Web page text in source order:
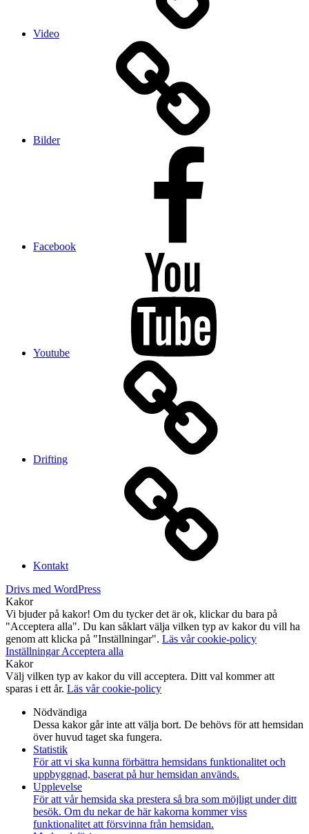
Video
Bilder
Facebook
Youtube
Drifting
Kontakt
Drivs med WordPress
Kakor
Vi bjuder på kakor! Om du tycker det är ok, klickar du bara på
"Acceptera alla". Du kan såklart välja vilken typ av kakor du vill ha
genom att klicka på "Inställningar". Läs vår cookie-policy
InställningarAcceptera alla
Kakor
Välj vilken typ av kakor du vill acceptera. Ditt val kommer att
sparas i ett år. Läs vår cookie-policy
Nödvändiga
Dessa kakor går inte att välja bort. De behövs för att hemsidan
över huvud taget ska fungera.
Statistik
För att vi ska kunna förbättra hemsidans funktionalitet och
uppbyggnad, baserat på hur hemsidan används.
Upplevelse
För att vår hemsida ska prestera så bra som möjligt under ditt
besök. Om du nekar de här kakorna kommer viss
funktionalitet att försvinna från hemsidan.